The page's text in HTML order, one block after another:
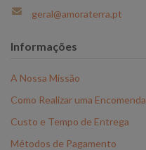
geral@amoraterra.pt
Informações
A Nossa Missão
Como Realizar uma Encomenda
Custo e Tempo de Entrega
Métodos de Pagamento